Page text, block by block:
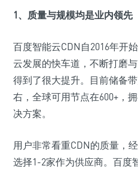
1、质量与规模均是业内领先
百度智能云CDN自2016年开
云发展的快车道，不断打磨
得到了很大提升。目前储备
右，全球可用节点在600+，
决方案。
用户非常看重CDN的质量，
选择1-2家作为供应商。百度